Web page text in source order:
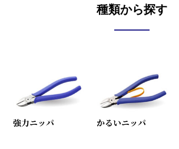
種類から探す
強力ニッパ かるいニッパ